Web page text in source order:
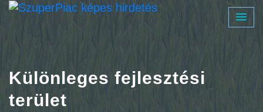
Különleges fejlesztési
terület